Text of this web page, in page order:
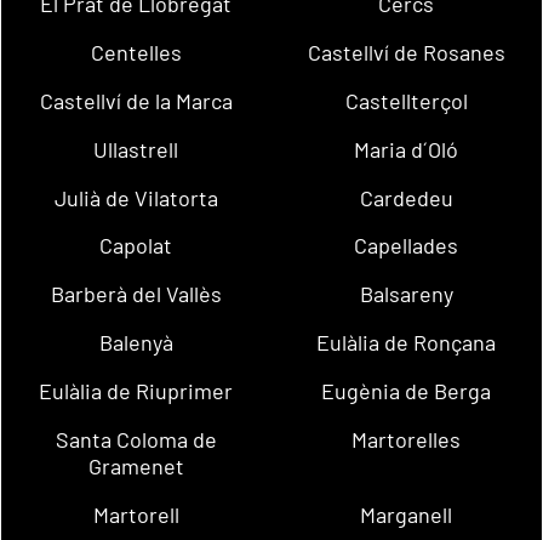
Centelles
Castellví de Rosanes
Castellví de la Marca
Castellterçol
Ullastrell
Maria d´Oló
Julià de Vilatorta
Cardedeu
Capolat
Capellades
Barberà del Vallès
Balsareny
Balenyà
Eulàlia de Ronçana
Eulàlia de Riuprimer
Eugènia de Berga
Santa Coloma de
Gramenet
Martorelles
Martorell
Marganell